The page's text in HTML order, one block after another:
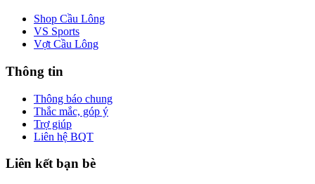
Shop Cầu Lông
VS Sports
Vợt Cầu Lông
Thông tin
Thông báo chung
Thắc mắc, góp ý
Trợ giúp
Liên hệ BQT
Liên kết bạn bè